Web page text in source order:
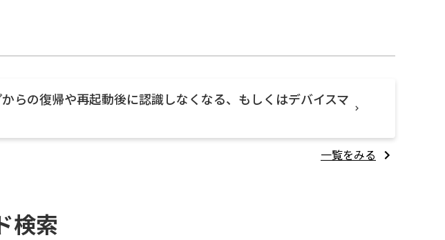
らの復帰や再起動後に認識しなくなる、もしくはデバイスマ
一覧をみる
検索